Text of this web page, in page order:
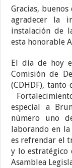
Gracias,
agradecer la
instalación de
esta honorable
El día de hoy
Comisión de
(CDHDF), tanto
especial a
número uno
laborando en
es refrendar el
y lo estratégico
Asamblea